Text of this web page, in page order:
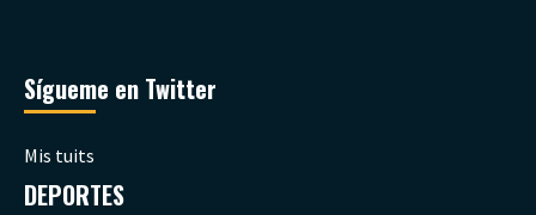
Sígueme en Twitter
Mis tuits
DEPORTES